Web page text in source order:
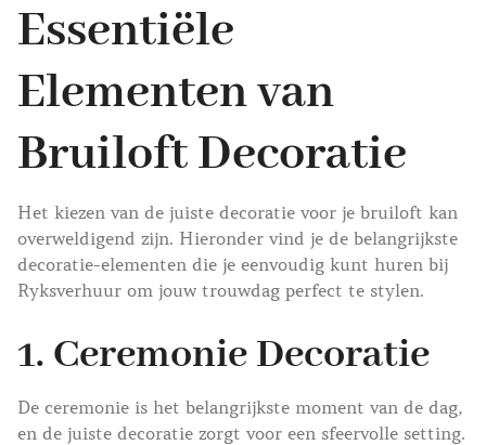
Essentiële
Elementen van
Bruiloft Decoratie
Het kiezen van de juiste decoratie voor je bruiloft kan
overweldigend zijn. Hieronder vind je de belangrijkste
decoratie-elementen die je eenvoudig kunt huren bij
Ryksverhuur om jouw trouwdag perfect te stylen.
1. Ceremonie Decoratie
De ceremonie is het belangrijkste moment van de dag,
en de juiste decoratie zorgt voor een sfeervolle setting.